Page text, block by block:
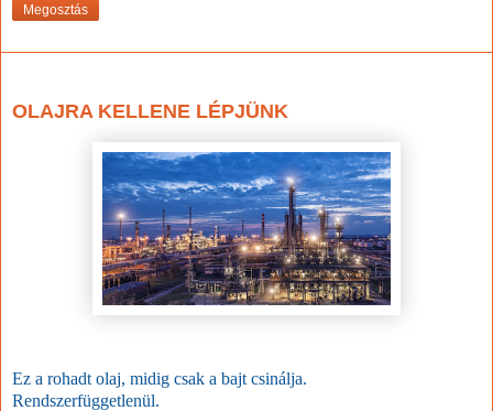
Megosztás
OLAJRA KELLENE LÉPJÜNK
Ez a rohadt olaj, midig csak a bajt csinálja.
Rendszerfüggetlenül.